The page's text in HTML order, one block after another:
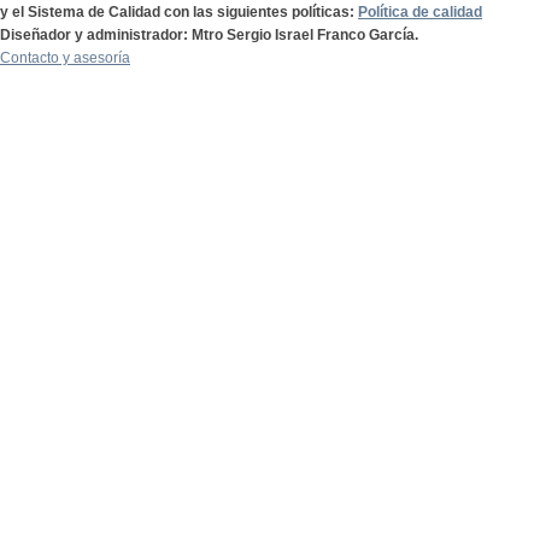
y el Sistema de Calidad con las siguientes políticas: Política de calidad
Diseñador y administrador: Mtro Sergio Israel Franco García.
Contacto y asesoría